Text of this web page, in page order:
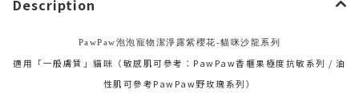
Description
PawPaw泡泡寵物潔淨露紫櫻花-貓咪沙龍系列
適用「一般膚質」貓咪（敏感肌可參考：PawPaw香榧果極度抗敏系列 / 油
性肌可參考PawPaw野玫瑰系列）